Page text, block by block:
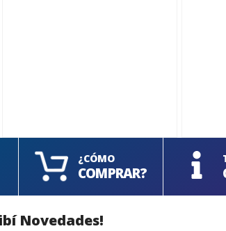
¿CÓMO
COMPRAR?
Novedades!